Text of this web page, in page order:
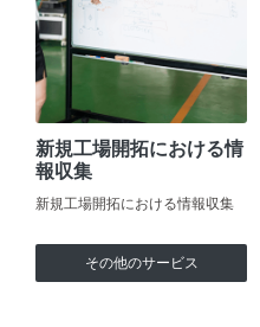
新規工場開拓における情
報収集
新規工場開拓における情報収集
その他のサービス